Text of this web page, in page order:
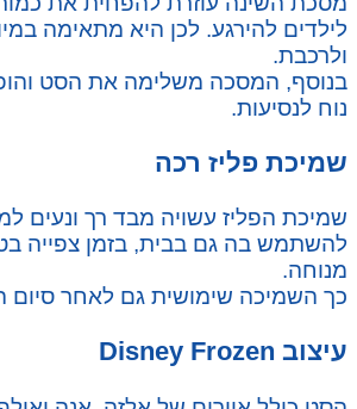
לילדים להירגע. לכן היא מתאימה
ולרכבת.
בנוסף, המסכה משלימה את הסט
נוח לנסיעות.
שמיכת פליז רכה
שמיכת הפליז עשויה מבד רך ונעים
להשתמש בה גם בבית, בזמן צפייה
מנוחה.
כך השמיכה שימושית גם לאחר סיום
עיצוב Disney Frozen